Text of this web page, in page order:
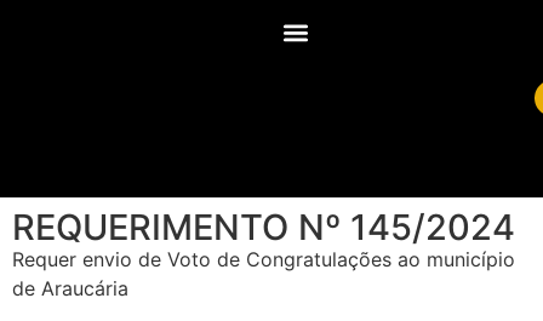
REQUERIMENTO Nº 145/2024
Requer envio de Voto de Congratulações ao município
de Araucária